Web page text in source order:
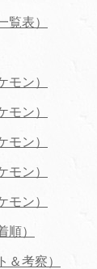
覧表）
モン）
モン）
モン）
モン）
モン）
順）
＆考察）